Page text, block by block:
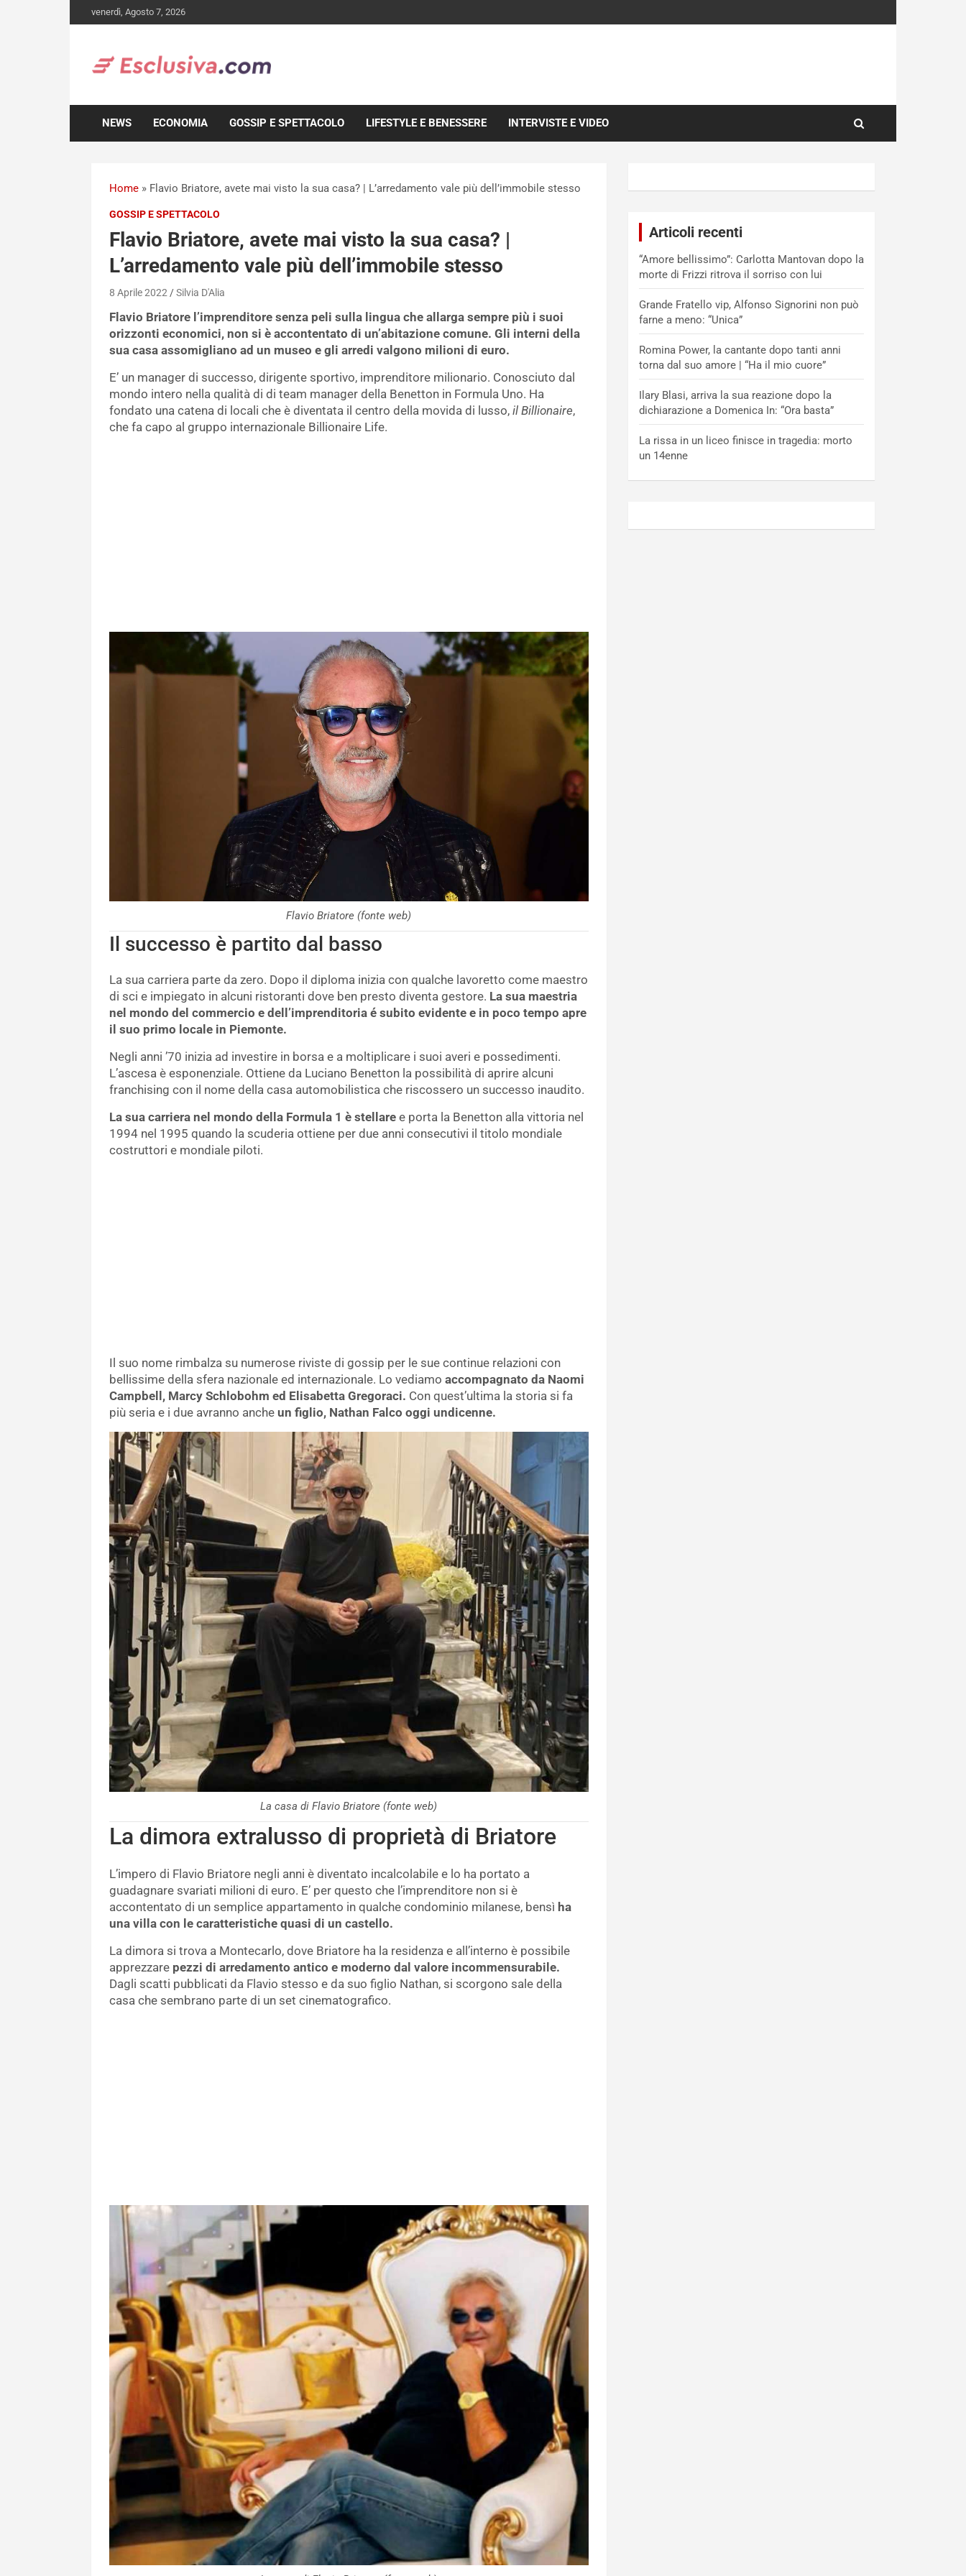
to
venerdì, Agosto 7, 2026
NEWS ECONOMIA GOSSIP E SPETTACOLO LIFESTYLE E BENESSERE INTERVISTE E VIDEO
Home » Flavio Briatore, avete mai visto la sua casa? | L’arredamento vale più dell’immobile stesso
GOSSIP E SPETTACOLO
Flavio Briatore, avete mai visto la sua casa? |
L’arredamento vale più dell’immobile stesso
8 Aprile 2022 Silvia D'Alia
Flavio Briatore l’imprenditore senza peli sulla lingua che allarga sempre più i suoi
orizzonti economici, non si è accontentato di un’abitazione comune. Gli interni della
sua casa assomigliano ad un museo e gli arredi valgono milioni di euro.
E’ un manager di successo, dirigente sportivo, imprenditore milionario. Conosciuto dal
mondo intero nella qualità di di team manager della Benetton in Formula Uno. Ha
fondato una catena di locali che è diventata il centro della movida di lusso, il Billionaire,
che fa capo al gruppo internazionale Billionaire Life.
Flavio Briatore (fonte web)
Il successo è partito dal basso
La sua carriera parte da zero. Dopo il diploma inizia con qualche lavoretto come maestro
di sci e impiegato in alcuni ristoranti dove ben presto diventa gestore. La sua maestria
nel mondo del commercio e dell’imprenditoria é subito evidente e in poco tempo apre
il suo primo locale in Piemonte.
Negli anni ’70 inizia ad investire in borsa e a moltiplicare i suoi averi e possedimenti.
L’ascesa è esponenziale. Ottiene da Luciano Benetton la possibilità di aprire alcuni
franchising con il nome della casa automobilistica che riscossero un successo inaudito.
La sua carriera nel mondo della Formula 1 è stellare e porta la Benetton alla vittoria nel
1994 nel 1995 quando la scuderia ottiene per due anni consecutivi il titolo mondiale
costruttori e mondiale piloti.
Il suo nome rimbalza su numerose riviste di gossip per le sue continue relazioni con
bellissime della sfera nazionale ed internazionale. Lo vediamo accompagnato da Naomi
Campbell, Marcy Schlobohm ed Elisabetta Gregoraci. Con quest’ultima la storia si fa
più seria e i due avranno anche un figlio, Nathan Falco oggi undicenne.
La casa di Flavio Briatore (fonte web)
La dimora extralusso di proprietà di Briatore
L’impero di Flavio Briatore negli anni è diventato incalcolabile e lo ha portato a
guadagnare svariati milioni di euro. E’ per questo che l’imprenditore non si è
accontentato di un semplice appartamento in qualche condominio milanese, bensì ha
una villa con le caratteristiche quasi di un castello.
La dimora si trova a Montecarlo, dove Briatore ha la residenza e all’interno è possibile
apprezzare pezzi di arredamento antico e moderno dal valore incommensurabile.
Dagli scatti pubblicati da Flavio stesso e da suo figlio Nathan, si scorgono sale della
casa che sembrano parte di un set cinematografico.
Articoli recenti
“Amore bellissimo”: Carlotta Mantovan dopo la
morte di Frizzi ritrova il sorriso con lui
Grande Fratello vip, Alfonso Signorini non può
farne a meno: “Unica”
Romina Power, la cantante dopo tanti anni
torna dal suo amore | “Ha il mio cuore”
Ilary Blasi, arriva la sua reazione dopo la
dichiarazione a Domenica In: “Ora basta”
La rissa in un liceo finisce in tragedia: morto
un 14enne